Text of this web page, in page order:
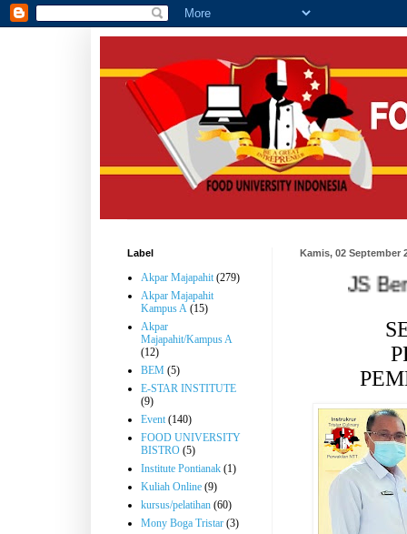
Kamis, 02 September
JS Berbagi
Label
Akpar Majapahit (279)
Akpar Majapahit
Kampus A (15)
Akpar
Majapahit/Kampus A
(12)
BEM (5)
E-STAR INSTITUTE
(9)
Event (140)
FOOD UNIVERSITY
BISTRO (5)
Institute Pontianak (1)
Kuliah Online (9)
kursus/pelatihan (60)
Mony Boga Tristar (3)